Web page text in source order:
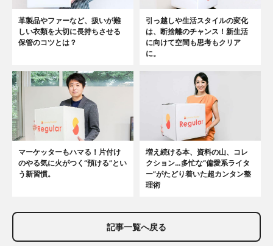
革製品やファーなど、扱いが難
しい衣類を大切に長持ちさせる
保管のコツとは？
引っ越しや生活スタイルの変化
は、断捨離のチャンス！新生活
に向けて空間も思考もクリア
に。
マーケッターもハマる！片付け
のやる気に火がつく“預ける”とい
う新習慣。
増え続ける本、資料の山、コレ
クション…多忙な“偏愛系ライタ
ー”がたどり着いた超カンタン整
理術
記事一覧へ戻る